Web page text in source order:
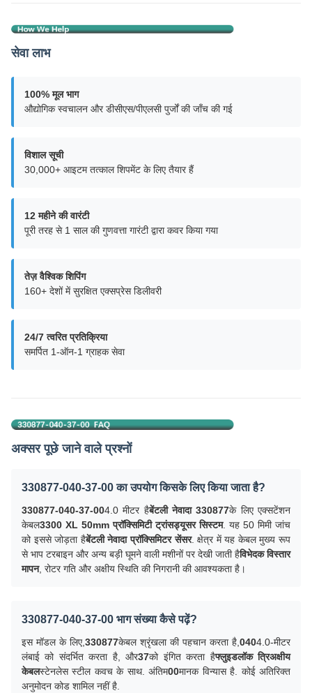
सेवा लाभ
100% मूल भाग
औद्योगिक स्वचालन और डीसीएस/पीएलसी पुर्जों की जाँच की गई
विशाल सूची
30,000+ आइटम तत्काल शिपमेंट के लिए तैयार हैं
12 महीने की वारंटी
पूरी तरह से 1 साल की गुणवत्ता गारंटी द्वारा कवर किया गया
तेज़ वैश्विक शिपिंग
160+ देशों में सुरक्षित एक्सप्रेस डिलीवरी
24/7 त्वरित प्रतिक्रिया
समर्पित 1-ऑन-1 ग्राहक सेवा
अक्सर पूछे जाने वाले प्रश्नों
330877-040-37-00 का उपयोग किसके लिए किया जाता है?
330877-040-37-004.0 मीटर हैबेंटली नेवादा 330877के लिए एक्सटेंशन
केबल3300 XL 50mm प्रॉक्सिमिटी ट्रांसड्यूसर सिस्टम. यह 50 मिमी जांच
को इससे जोड़ता हैबेंटली नेवादा प्रॉक्सिमिटर सेंसर. क्षेत्र में यह केबल मुख्य रूप
से भाप टरबाइन और अन्य बड़ी घूमने वाली मशीनों पर देखी जाती हैविभेदक विस्तार
मापन, रोटर गति और अक्षीय स्थिति की निगरानी की आवश्यकता है।
330877-040-37-00 भाग संख्या कैसे पढ़ें?
इस मॉडल के लिए,330877केबल श्रृंखला की पहचान करता है,0404.0-मीटर
लंबाई को संदर्भित करता है, और37को इंगित करता हैफ्लुइडलॉक त्रिअक्षीय
केबलस्टेनलेस स्टील कवच के साथ. अंतिम00मानक विन्यास है. कोई अतिरिक्त
अनुमोदन कोड शामिल नहीं है.